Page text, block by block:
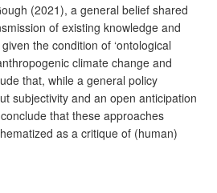
(2021), a general belief shared
of existing knowledge and
the condition of ‘ontological
climate change and
that, while a general policy
subjectivity and an open anticipation
that these approaches
as a critique of (human)